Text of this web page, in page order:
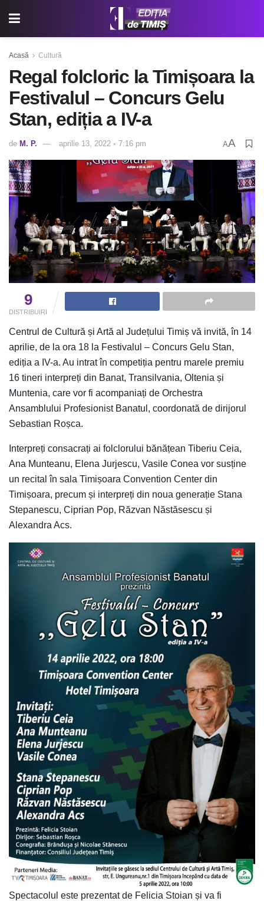
Acasă Cultură
Regal folcloric la Timișoara la
Festivalul – Concurs Gelu
Stan, ediția a IV-a
de M. P. aprilie 13, 2022 ◦ 7:16 pm AA
9
DISTRIBUIRI
Centrul de Cultură și Artă al Județului Timiș vă invită, în 14
aprilie, de la ora 18 la Festivalul – Concurs Gelu Stan,
ediția a IV-a. Au intrat în competiția pentru marele premiu
16 tineri interpreți din Banat, Transilvania, Oltenia și
Muntenia, care vor fi acompaniați de Orchestra
Ansamblului Profesionist Banatul, coordonată de dirijorul
Sebastian Roșca.
Interpreți consacrați ai folclorului bănățean Tiberiu Ceia,
Ana Munteanu, Elena Jurjescu, Vasile Conea vor susține
un recital în sala Timișoara Convention Center din
Timișoara, precum și interpreți din noua generație Stana
Stepanescu, Ciprian Pop, Răzvan Năstăsescu și
Alexandra Acs.
Spectacolul este prezentat de Felicia Stoian și va fi